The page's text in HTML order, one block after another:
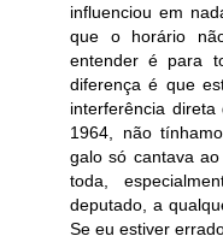
influenciou em
que o horário
entender é para
diferença é que
interferência
1964, não
galo só cantava
toda,
deputado, a
Se eu estiver